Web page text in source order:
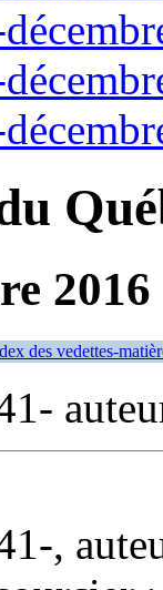
2016
des vedettes-
,